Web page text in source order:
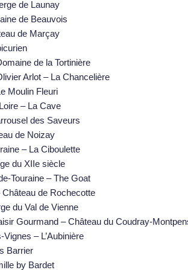
de Launay
de Beauvois
de Marçay
de la Tortinière
Arlot – La Chancelière
Moulin Fleuri
– La Cave
des Saveurs
de Noizay
– La Ciboulette
du XIIe siècle
Touraine – The Goat
de Rochecotte
du Val de Vienne
Gourmand – Château du Coudray-
– L’Aubinière
Barrier
by Bardet